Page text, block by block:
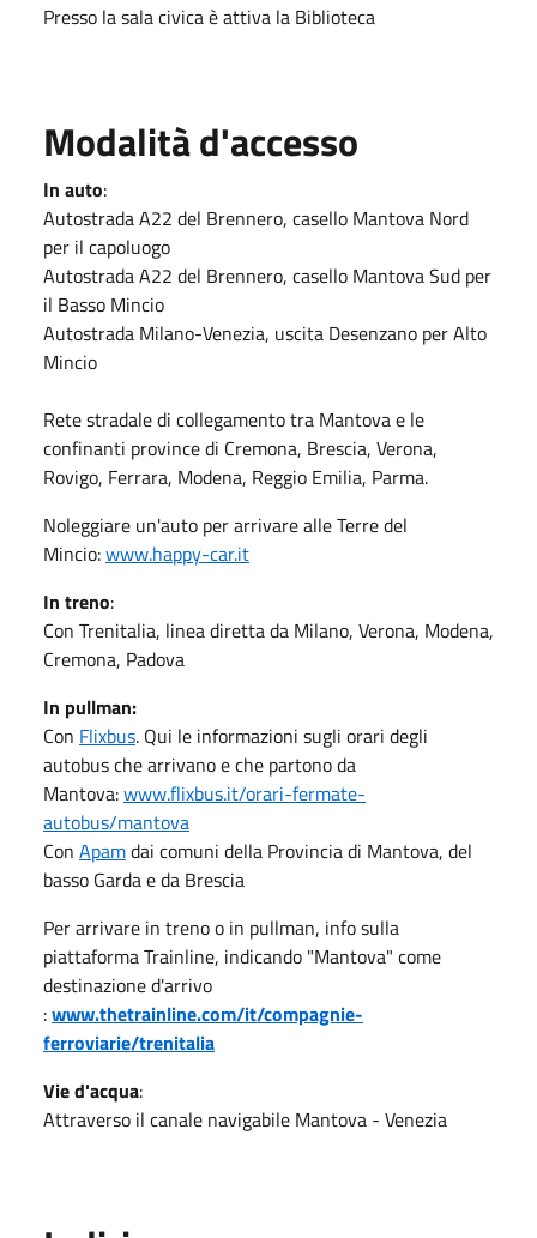
Presso la sala civica è attiva la Biblioteca
Modalità d'accesso
In auto:
Autostrada A22 del Brennero, casello Mantova Nord
per il capoluogo
Autostrada A22 del Brennero, casello Mantova Sud per
il Basso Mincio
Autostrada Milano-Venezia, uscita Desenzano per Alto
Mincio
Rete stradale di collegamento tra Mantova e le
confinanti province di Cremona, Brescia, Verona,
Rovigo, Ferrara, Modena, Reggio Emilia, Parma.
Noleggiare un'auto per arrivare alle Terre del
Mincio:www.happy-car.it
In treno:
Con Trenitalia, linea diretta da Milano, Verona, Modena,
Cremona, Padova
In pullman:
Con Flixbus. Qui le informazioni sugli orari degli
autobus che arrivano e che partono da
Mantova:www.flixbus.it/orari-fermate-
autobus/mantova
Con Apamdai comuni della Provincia di Mantova, del
basso Garda e da Brescia
Per arrivare in treno o in pullman, info sulla
piattaforma Trainline, indicando "Mantova" come
destinazione d'arrivo
:www.thetrainline.com/it/compagnie-
ferroviarie/trenitalia
Vie d'acqua:
Attraverso il canale navigabile Mantova - Venezia